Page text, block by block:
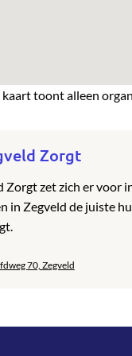
kaart toont alleen
Zorgt
Zorgt zet zich er voor
in Zegveld de juiste
70, Zegveld